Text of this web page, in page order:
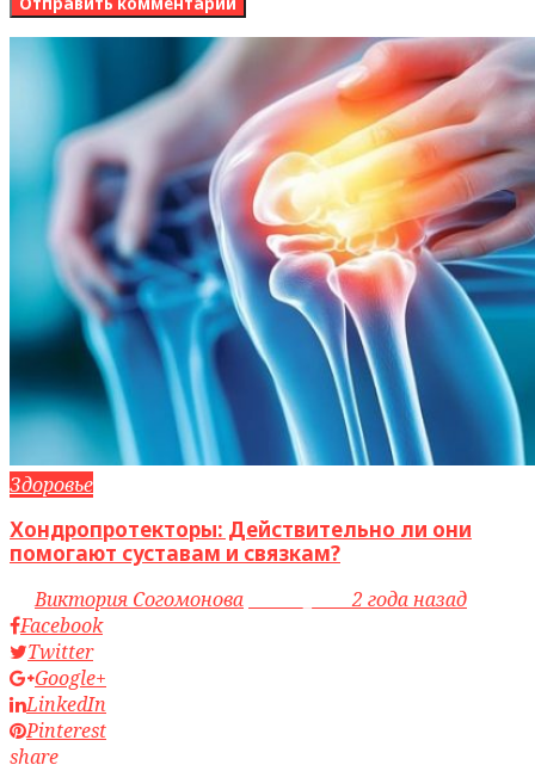
Здоровье
Хондропротекторы: Действительно ли они
помогают суставам и связкам?
byВиктория Согомонова access_time2 года назад
Facebook
Twitter
Google+
LinkedIn
Pinterest
share